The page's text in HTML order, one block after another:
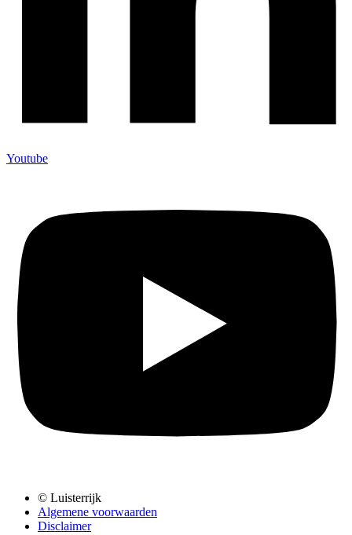
Youtube
© Luisterrijk
Algemene voorwaarden
Disclaimer